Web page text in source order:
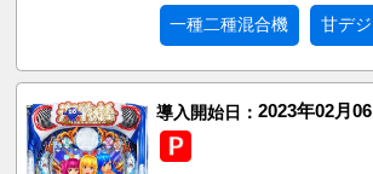
一種二種混合機 甘デジ
導入開始日： 2023年02月06